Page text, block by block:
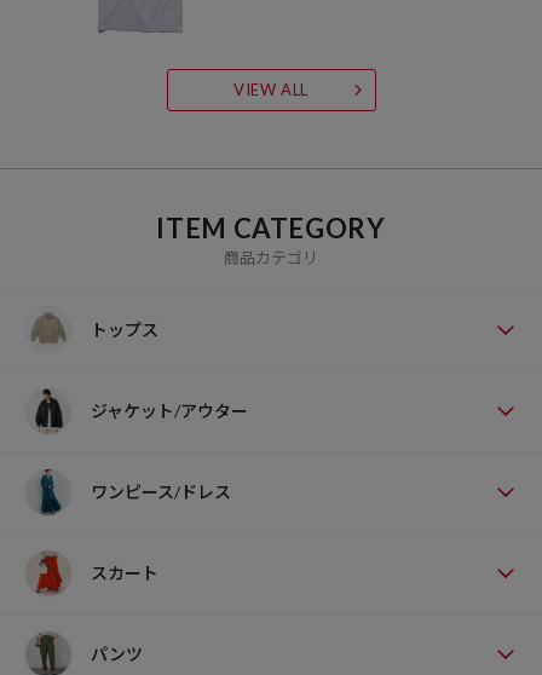
VIEW ALL
ITEM CATEGORY
商品カテゴリ
トップス
ジャケット/アウター
ワンピース/ドレス
スカート
パンツ